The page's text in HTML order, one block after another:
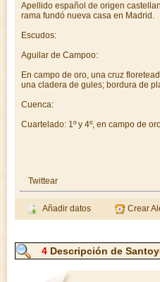
Apellido español de origen
rama fundó nueva casa en Madrid.
Escudos:
Aguilar de Campoo:
En campo de oro, una cruz
una cladera de gules; bordura de
Cuenca:
Cuartelado: 1º y 4º, en campo de
Twittear
Añadir datos Crear
4 Descripción de